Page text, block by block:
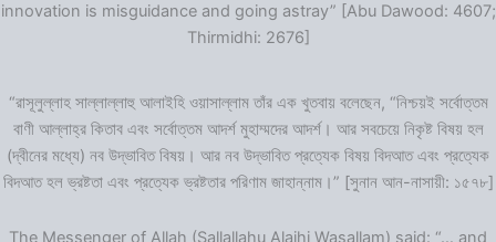
innovation is misguidance and going astray” [Abu Dawood: 4607;
Thirmidhi: 2676]
“রাসূলুল্লাহ সাল্লাল্লাহু আলাইহি ওয়াসাল্লাম তাঁর এক খুতবায় বলেছেন, “নিশ্চয়ই সর্বোত্তম
বাণী আল্লাহ্‌র কিতাব এবং সর্বোত্তম আদর্শ মুহাম্মদের আদর্শ। আর সবচেয়ে নিকৃষ্ট বিষয় হল
(দ্বীনের মধ্যে) নব উদ্ভাবিত বিষয়। আর নব উদ্ভাবিত প্রত্যেক বিষয় বিদআত এবং প্রত্যেক
বিদআত হল ভ্রষ্টতা এবং প্রত্যেক ভ্রষ্টতার পরিণাম জাহান্নাম।” [সুনান আন-নাসায়ী: ১৫৭৮]
The Messenger of Allah (Sallallahu Alaihi Wasallam) said: “… and